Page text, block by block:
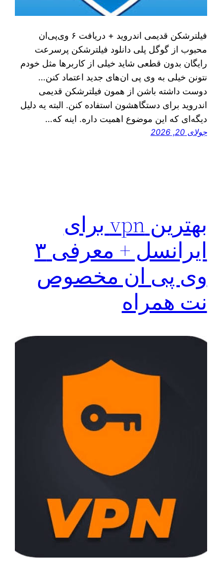
فیلترشکن قدیمی اندروید + دریافت ۶ وی‌پی‌ان
محبوب از گوگل پلی دانلود فیلترشکن پرسرعت
رایگان بدون قطعی شاید خیلی از کاربرها مثل خودم
نتونن خیلی به وی پی ان‌های جدید اعتماد کنن…
دوست داشته باشن از همون فیلترشکن‌ قدیمی
اندروید برای دستگاهشون استفاده کنن. البته یه دلیل
دیگه‌ای که این موضوع اهمیت داره. اینه که…
جولای 20, 2026
بهترین vpn برای
ایرانسل + معرفی ۳
وی پی ان مخصوص
نت همراه